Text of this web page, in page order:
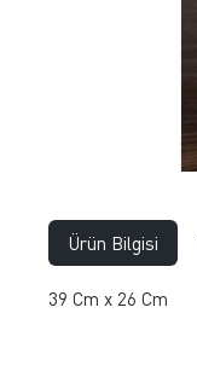
Ürün Bilgisi
39 Cm x 26 Cm